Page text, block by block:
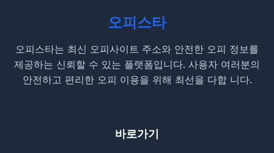
오피스타
오피스타는 최신 오피사이트 주소와 안전한 오피 정보를
제공하는 신뢰할 수 있는 플랫폼입니다. 사용자 여러분의
안전하고 편리한 오피 이용을 위해 최선을 다합 니다.
바로가기